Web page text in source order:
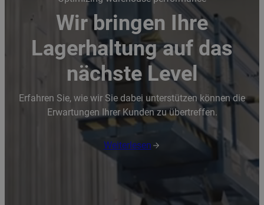
Wir bringen Ihre
Lagerhaltung auf das
nächste Level
Erfahren Sie, wie wir Sie dabei unterstützen können die
Erwartungen Ihrer Kunden zu übertreffen.
Weiterlesen